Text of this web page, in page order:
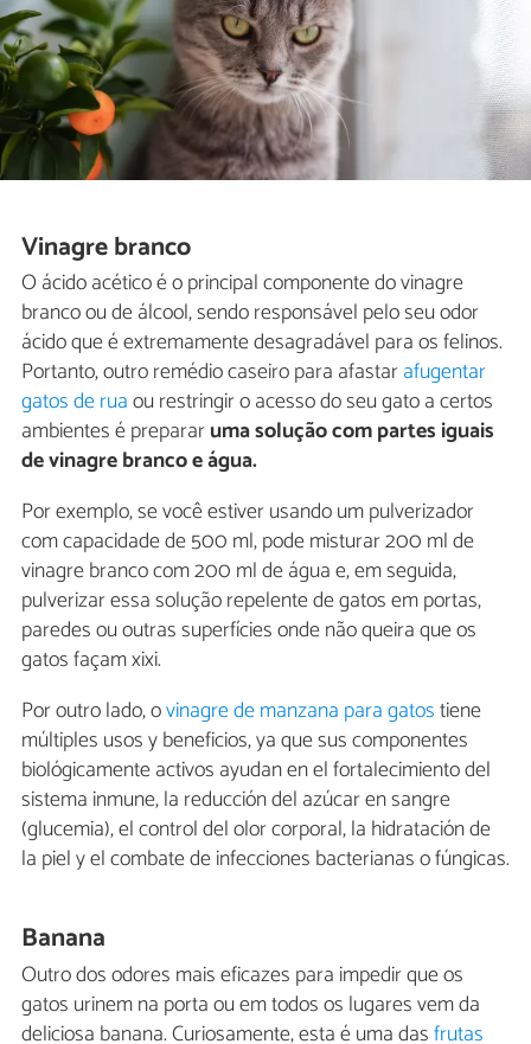
Vinagre branco
O ácido acético é o principal componente do vinagre
branco ou de álcool, sendo responsável pelo seu odor
ácido que é extremamente desagradável para os felinos.
Portanto, outro remédio caseiro para afastarafugentar
gatos de ruaou restringir o acesso do seu gato a certos
ambientes é prepararuma solução com partes iguais
de vinagre branco e água.
Por exemplo, se você estiver usando um pulverizador
com capacidade de 500 ml, pode misturar 200 ml de
vinagre branco com 200 ml de água e, em seguida,
pulverizar essa solução repelente de gatos em portas,
paredes ou outras superfícies onde não queira que os
gatos façam xixi.
Por outro lado, ovinagre de manzana para gatostiene
múltiples usos y beneficios, ya que sus componentes
biológicamente activos ayudan en el fortalecimiento del
sistema inmune, la reducción del azúcar en sangre
(glucemia), el control del olor corporal, la hidratación de
la piel y el combate de infecciones bacterianas o fúngicas.
Banana
Outro dos odores mais eficazes para impedir que os
gatos urinem na porta ou em todos os lugares vem da
deliciosa banana. Curiosamente, esta é uma dasfrutas